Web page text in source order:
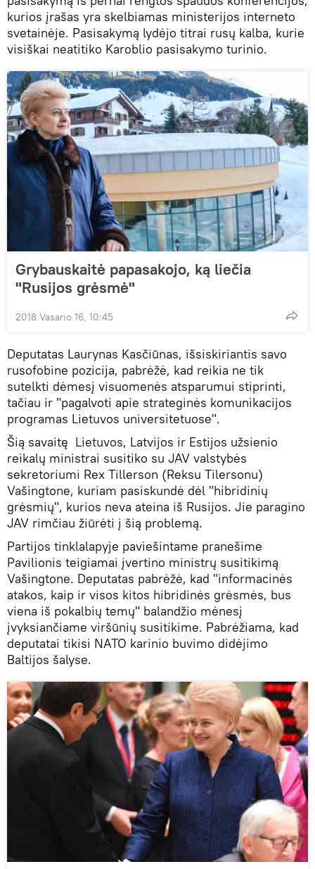
kurios įrašas yra skelbiamas ministerijos interneto
svetainėje. Pasisakymą lydėjo titrai rusų kalba, kurie
visiškai neatitiko Karoblio pasisakymo turinio.
Grybauskaitė papasakojo, ką liečia
"Rusijos grėsmė"
2018 Vasario 16, 10:45
Deputatas Laurynas Kasčiūnas, išsiskiriantis savo
rusofobine pozicija, pabrėžė, kad reikia ne tik
sutelkti dėmesį visuomenės atsparumui stiprinti,
tačiau ir "pagalvoti apie strateginės komunikacijos
programas Lietuvos universitetuose".
Šią savaitę Lietuvos, Latvijos ir Estijos užsienio
reikalų ministrai susitiko su JAV valstybės
sekretoriumi Rex Tillerson (Reksu Tilersonu)
Vašingtone, kuriam pasiskundė dėl "hibridinių
grėsmių", kurios neva ateina iš Rusijos. Jie paragino
JAV rimčiau žiūrėti į šią problemą.
Partijos tinklalapyje paviešintame pranešime
Pavilionis teigiamai įvertino ministrų susitikimą
Vašingtone. Deputatas pabrėžė, kad "informacinės
atakos, kaip ir visos kitos hibridinės grėsmės, bus
viena iš pokalbių temų" balandžio mėnesį
įvyksiančiame viršūnių susitikime. Pabrėžiama, kad
deputatai tikisi NATO karinio buvimo didėjimo
Baltijos šalyse.